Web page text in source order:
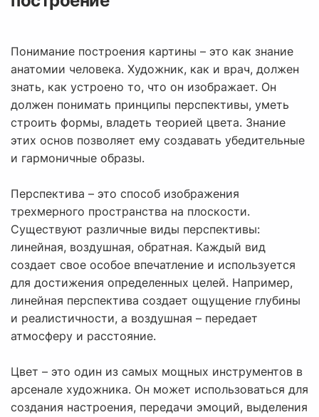
Понимание построения картины – это как знание
анатомии человека. Художник, как и врач, должен
знать, как устроено то, что он изображает. Он
должен понимать принципы перспективы, уметь
строить формы, владеть теорией цвета. Знание
этих основ позволяет ему создавать убедительные
и гармоничные образы.
Перспектива – это способ изображения
трехмерного пространства на плоскости.
Существуют различные виды перспективы:
линейная, воздушная, обратная. Каждый вид
создает свое особое впечатление и используется
для достижения определенных целей. Например,
линейная перспектива создает ощущение глубины
и реалистичности, а воздушная – передает
атмосферу и расстояние.
Цвет – это один из самых мощных инструментов в
арсенале художника. Он может использоваться для
создания настроения, передачи эмоций, выделения